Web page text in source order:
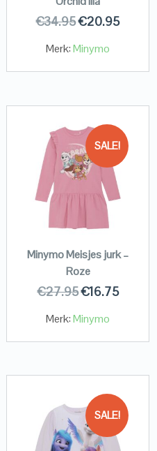
€34.95€20.95
Merk:Minymo
SALE!
Minymo Meisjes jurk –
Roze
€27.95€16.75
Merk:Minymo
SALE!